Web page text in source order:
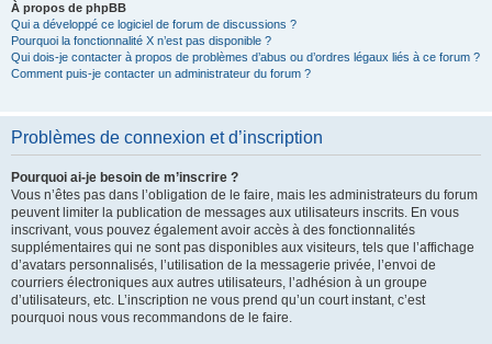
À propos de phpBB
Qui a développé ce logiciel de forum de discussions ?
Pourquoi la fonctionnalité X n’est pas disponible ?
Qui dois-je contacter à propos de problèmes d’abus ou d’ordres légaux liés à ce forum ?
Comment puis-je contacter un administrateur du forum ?
Problèmes de connexion et d’inscription
Pourquoi ai-je besoin de m’inscrire ?
Vous n’êtes pas dans l’obligation de le faire, mais les administrateurs du forum
peuvent limiter la publication de messages aux utilisateurs inscrits. En vous
inscrivant, vous pouvez également avoir accès à des fonctionnalités
supplémentaires qui ne sont pas disponibles aux visiteurs, tels que l’affichage
d’avatars personnalisés, l’utilisation de la messagerie privée, l’envoi de
courriers électroniques aux autres utilisateurs, l’adhésion à un groupe
d’utilisateurs, etc. L’inscription ne vous prend qu’un court instant, c’est
pourquoi nous vous recommandons de le faire.